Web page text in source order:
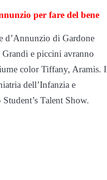
per fare del bene
d’Annunzio di Gardone
Grandi e piccini avranno
color Tiffany, Aramis. I
dell’Infanzia e
Talent Show.